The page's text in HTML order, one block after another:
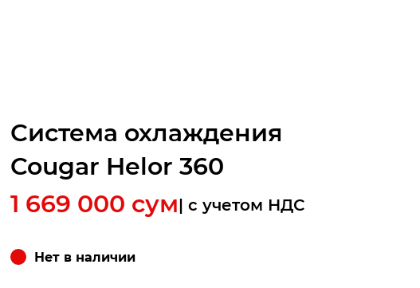
Система охлаждения
Cougar Helor 360
1 669 000 сум| c учетом НДС
Нет в наличии